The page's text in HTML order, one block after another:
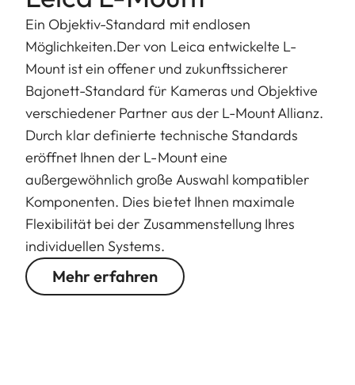
Ein Objektiv-Standard mit endlosen
Möglichkeiten.Der von Leica entwickelte L-
Mount ist ein offener und zukunftssicherer
Bajonett-Standard für Kameras und Objektive
verschiedener Partner aus der L-Mount Allianz.
Durch klar definierte technische Standards
eröffnet Ihnen der L-Mount eine
außergewöhnlich große Auswahl kompatibler
Komponenten. Dies bietet Ihnen maximale
Flexibilität bei der Zusammenstellung Ihres
individuellen Systems.
Mehr erfahren